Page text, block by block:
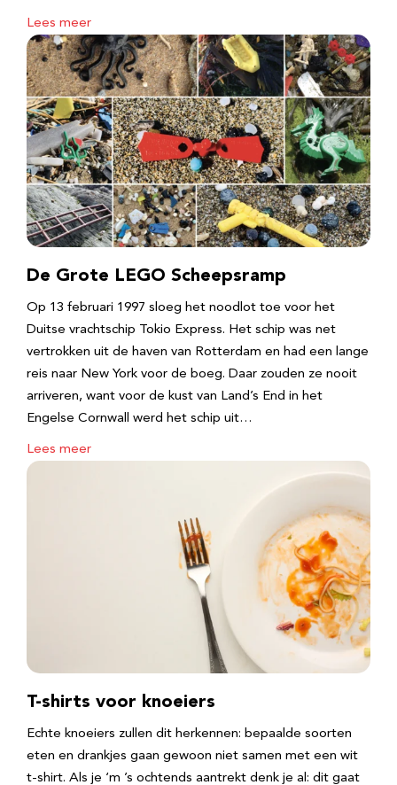
Lees meer
De Grote LEGO Scheepsramp
Op 13 februari 1997 sloeg het noodlot toe voor het
Duitse vrachtschip Tokio Express. Het schip was net
vertrokken uit de haven van Rotterdam en had een lange
reis naar New York voor de boeg. Daar zouden ze nooit
arriveren, want voor de kust van Land’s End in het
Engelse Cornwall werd het schip uit…
Lees meer
T-shirts voor knoeiers
Echte knoeiers zullen dit herkennen: bepaalde soorten
eten en drankjes gaan gewoon niet samen met een wit
t-shirt. Als je ‘m ’s ochtends aantrekt denk je al: dit gaat